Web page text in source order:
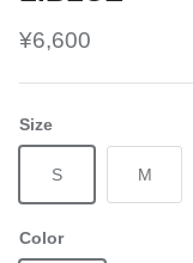
¥6,600
Size
S M
Color